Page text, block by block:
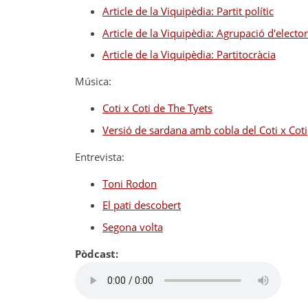
Article de la Viquipèdia: Partit polític
Article de la Viquipèdia: Agrupació
Article de la Viquipèdia: Partitocràcia
Música:
Coti x Coti de The Tyets
Versió de sardana amb cobla del Coti x Coti
Entrevista:
Toni Rodon
El pati descobert
Segona volta
Pòdcast: